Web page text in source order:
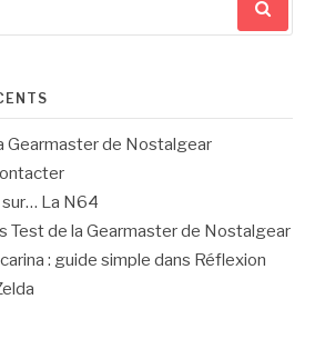
Gearmaster de Nostalgear
La N64
Test de la Gearmaster de Nostalgear
: guide simple dans Réflexion